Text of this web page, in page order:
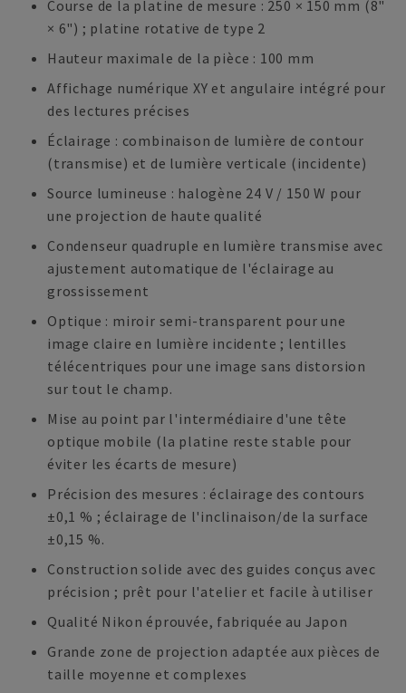
Course de la platine de mesure : 250 × 150 mm (8"
× 6") ; platine rotative de type 2
Hauteur maximale de la pièce : 100 mm
Affichage numérique XY et angulaire intégré pour
des lectures précises
Éclairage : combinaison de lumière de contour
(transmise) et de lumière verticale (incidente)
Source lumineuse : halogène 24 V / 150 W pour
une projection de haute qualité
Condenseur quadruple en lumière transmise avec
ajustement automatique de l'éclairage au
grossissement
Optique : miroir semi-transparent pour une
image claire en lumière incidente ; lentilles
télécentriques pour une image sans distorsion
sur tout le champ.
Mise au point par l'intermédiaire d'une tête
optique mobile (la platine reste stable pour
éviter les écarts de mesure)
Précision des mesures : éclairage des contours
±0,1 % ; éclairage de l'inclinaison/de la surface
±0,15 %.
Construction solide avec des guides conçus avec
précision ; prêt pour l'atelier et facile à utiliser
Qualité Nikon éprouvée, fabriquée au Japon
Grande zone de projection adaptée aux pièces de
taille moyenne et complexes